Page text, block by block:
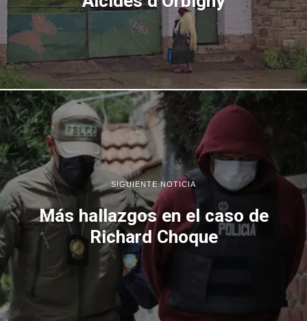
SIGUIENTE NOTICIA
Más hallazgos en el caso de
Richard Choque